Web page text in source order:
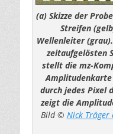
(a) Skizze der
Streifen
Wellenleiter
zeitaufgelösten
stellt die mz-
Amplitudenkarte
durch jedes Pixel
zeigt die
Bild © Nick Träger